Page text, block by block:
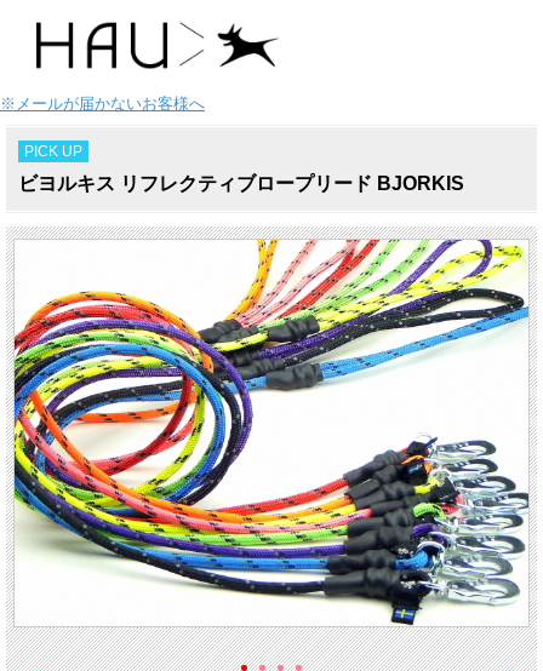
※メールが届かないお客様へ
PICK UP
ビヨルキス リフレクティブロープリード BJORKIS